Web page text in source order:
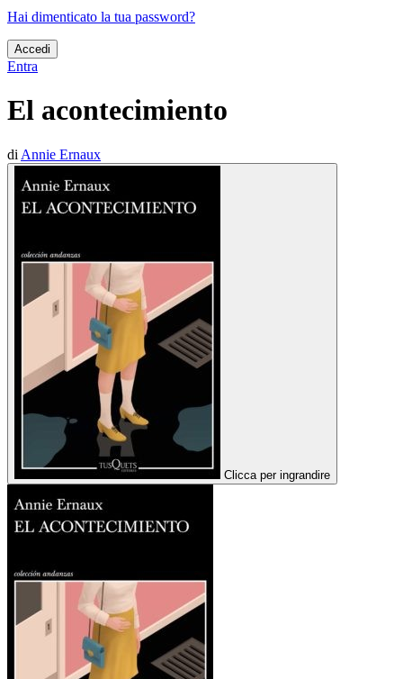
Hai dimenticato la tua password?
Accedi
Entra
El acontecimiento
di Annie Ernaux
Clicca per ingrandire